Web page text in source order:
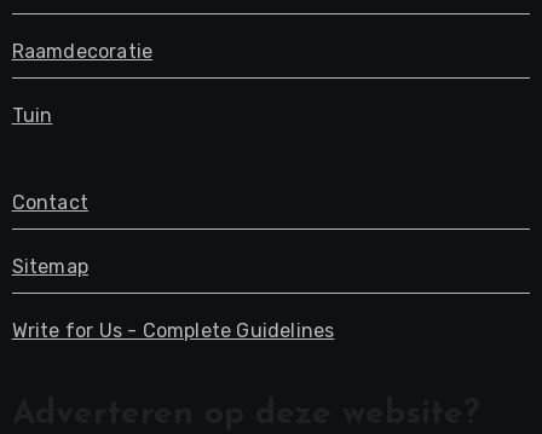
Raamdecoratie
Tuin
Contact
Sitemap
Write for Us - Complete Guidelines